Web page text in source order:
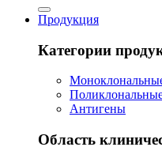
Продукция
Категории
Антигены
Область